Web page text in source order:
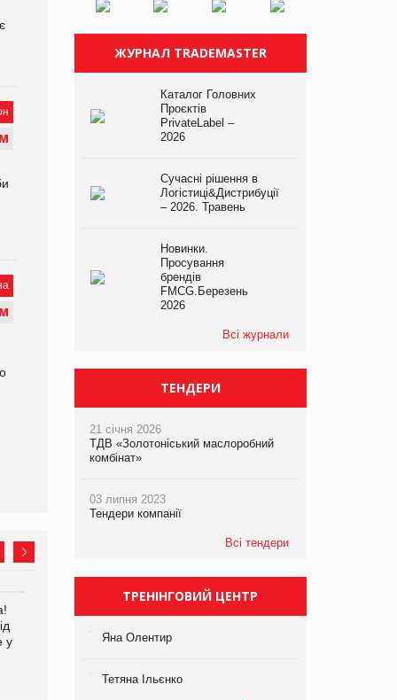
М
М
у
асортимент, якого покупці
платформі
ЖУРНАЛ TRADEMASTER
Каталог Головних
Проєктів
PrivateLabel –
2026
Сучасні рішення в
Логістиці&Дистрибуції
– 2026. Травень
Новинки.
Просування
брендів
FMCG.Березень
2026
Всі журнали
ТЕНДЕРИ
21 січня 2026
ТДВ «Золотоніський маслоробний
комбінат»
03 липня 2023
Тендери компанії
Всі тендери
ТРЕНІНГОВИЙ ЦЕНТР
Яна Олентир
Тетяна Ільєнко